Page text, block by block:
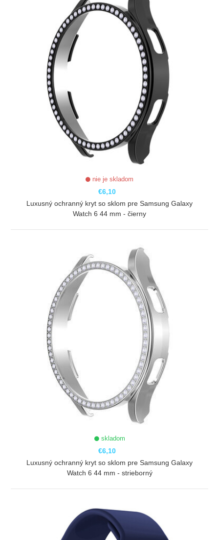
nie je skladom
€6,10
Luxusný ochranný kryt so sklom pre Samsung Galaxy
Watch 6 44 mm - čierny
skladom
€6,10
Luxusný ochranný kryt so sklom pre Samsung Galaxy
Watch 6 44 mm - strieborný